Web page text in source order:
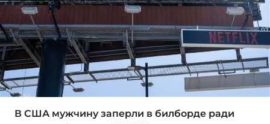
В США мужчину заперли в билборде ради